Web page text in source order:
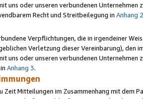
uns oder unseren verbundenen
Recht und Streitbeilegung in Anhang 2
Verpflichtungen, die in irgendeiner
Verletzung dieser Vereinbarung), den
uns oder unseren verbundenen
Anhang 3.
Zeit Mitteilungen im Zusammenhang mit dem